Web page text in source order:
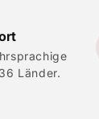
Länder.